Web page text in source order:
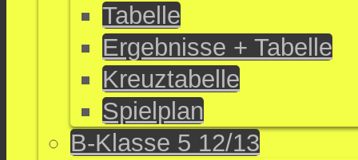
Tabelle
Ergebnisse + Tabelle
Kreuztabelle
Spielplan
B-Klasse 5 12/13